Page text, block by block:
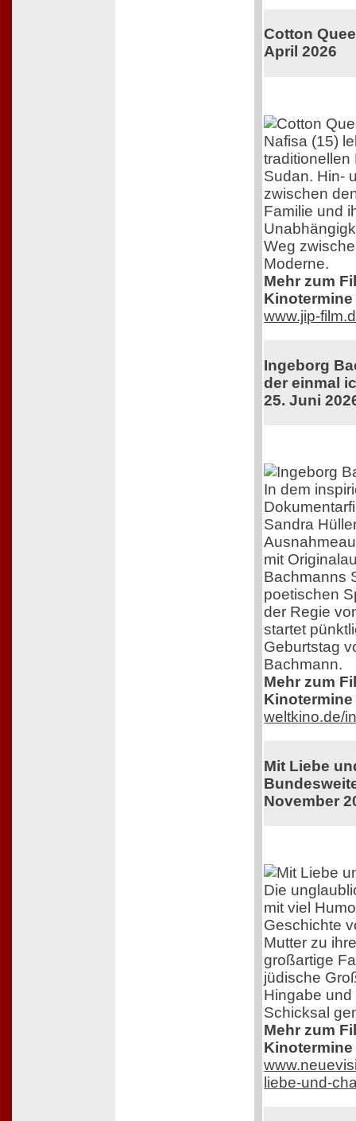
Cotton
April 2026
Nafisa (15)
traditionellen
Sudan. Hin-
zwischen
Familie und
Weg
Moderne.
Mehr zum
www.jip-
Ingeborg
der einmal
25. Juni
In dem
Sandra
mit
Bachmanns
poetischen
der Regie
startet
Geburtstag
Bachmann.
Mehr zum
weltkino.de/
Mit Liebe
November
Die
mit viel
Geschichte
Mutter zu
großartige
jüdische
Hingabe
Schicksal
Mehr zum
liebe-und-